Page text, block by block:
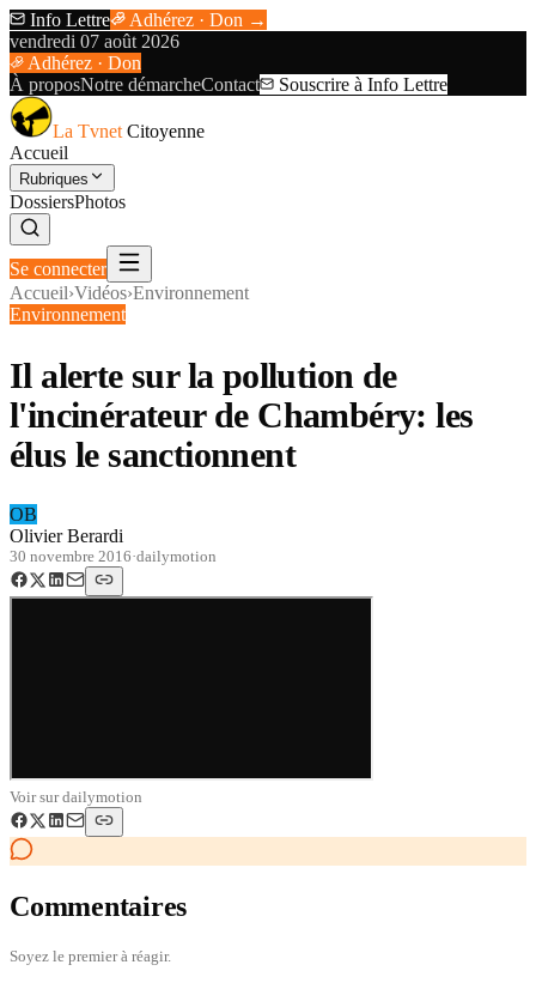
Info Lettre
Adhérez · Don →
vendredi 07 août 2026
Adhérez · Don
À proposNotre démarcheContact Souscrire à Info Lettre
La Tvnet Citoyenne
Accueil
Rubriques
DossiersPhotos
Se connecter
Accueil›Vidéos›Environnement
Environnement
Il alerte sur la pollution de
l'incinérateur de Chambéry: les
élus le sanctionnent
OB
Olivier Berardi
30 novembre 2016·dailymotion
Voir surdailymotion
Commentaires
Soyez le premier à réagir.